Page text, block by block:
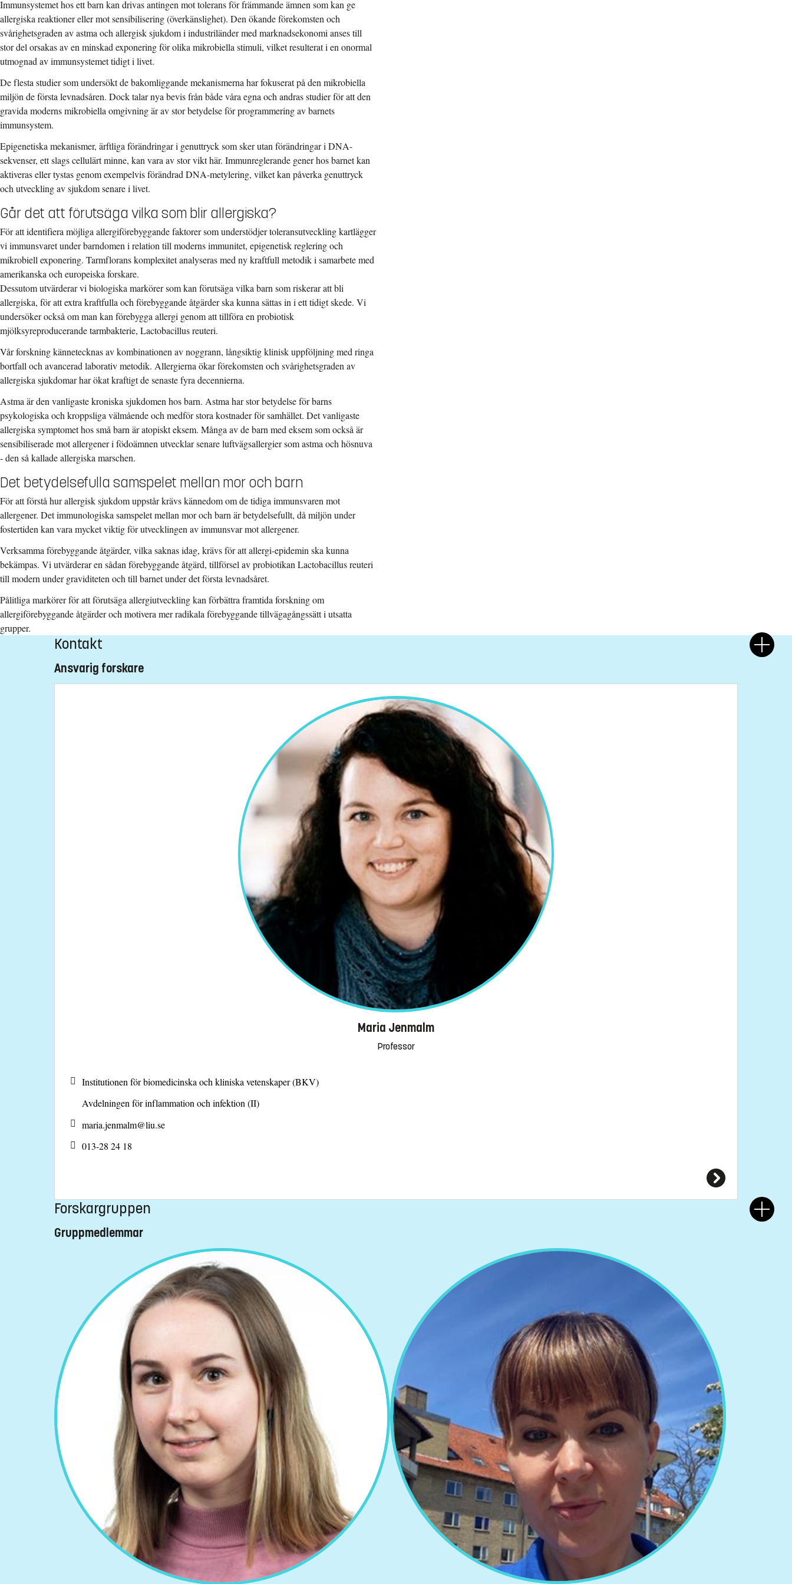
Immunsystemet hos ett barn kan drivas antingen mot tolerans för främmande ämnen som kan ge
allergiska reaktioner eller mot sensibilisering (överkänslighet). Den ökande förekomsten och
svårighetsgraden av astma och allergisk sjukdom i industriländer med marknadsekonomi anses till
stor del orsakas av en minskad exponering för olika mikrobiella stimuli, vilket resulterat i en onormal
utmognad av immunsystemet tidigt i livet.
De flesta studier som undersökt de bakomliggande mekanismerna har fokuserat på den mikrobiella
miljön de första levnadsåren. Dock talar nya bevis från både våra egna och andras studier för att den
gravida moderns mikrobiella omgivning är av stor betydelse för programmering av barnets
immunsystem.
Epigenetiska mekanismer, ärftliga förändringar i genuttryck som sker utan förändringar i DNA-
sekvenser, ett slags cellulärt minne, kan vara av stor vikt här. Immunreglerande gener hos barnet kan
aktiveras eller tystas genom exempelvis förändrad DNA-metylering, vilket kan påverka genuttryck
och utveckling av sjukdom senare i livet.
Går det att förutsäga vilka som blir allergiska?
För att identifiera möjliga allergiförebyggande faktorer som understödjer toleransutveckling kartlägger
vi immunsvaret under barndomen i relation till moderns immunitet, epigenetisk reglering och
mikrobiell exponering. Tarmflorans komplexitet analyseras med ny kraftfull metodik i samarbete med
amerikanska och europeiska forskare.
Dessutom utvärderar vi biologiska markörer som kan förutsäga vilka barn som riskerar att bli
allergiska, för att extra kraftfulla och förebyggande åtgärder ska kunna sättas in i ett tidigt skede. Vi
undersöker också om man kan förebygga allergi genom att tillföra en probiotisk
mjölksyreproducerande tarmbakterie, Lactobacillus reuteri.
Vår forskning kännetecknas av kombinationen av noggrann, långsiktig klinisk uppföljning med ringa
bortfall och avancerad laborativ metodik. Allergierna ökar förekomsten och svårighetsgraden av
allergiska sjukdomar har ökat kraftigt de senaste fyra decennierna.
Astma är den vanligaste kroniska sjukdomen hos barn. Astma har stor betydelse för barns
psykologiska och kroppsliga välmående och medför stora kostnader för samhället. Det vanligaste
allergiska symptomet hos små barn är atopiskt eksem. Många av de barn med eksem som också är
sensibiliserade mot allergener i födoämnen utvecklar senare luftvägsallergier som astma och hösnuva
- den så kallade allergiska marschen.
Det betydelsefulla samspelet mellan mor och barn
För att förstå hur allergisk sjukdom uppstår krävs kännedom om de tidiga immunsvaren mot
allergener. Det immunologiska samspelet mellan mor och barn är betydelsefullt, då miljön under
fostertiden kan vara mycket viktig för utvecklingen av immunsvar mot allergener.
Verksamma förebyggande åtgärder, vilka saknas idag, krävs för att allergi-epidemin ska kunna
bekämpas. Vi utvärderar en sådan förebyggande åtgärd, tillförsel av probiotikan Lactobacillus reuteri
till modern under graviditeten och till barnet under det första levnadsåret.
Pålitliga markörer för att förutsäga allergiutveckling kan förbättra framtida forskning om
allergiförebyggande åtgärder och motivera mer radikala förebyggande tillvägagångssätt i utsatta
grupper.
Kontakt
Ansvarig forskare
Maria Jenmalm
Professor
Institutionen för biomedicinska och kliniska vetenskaper (BKV)
Avdelningen för inflammation och infektion (II)
maria.jenmalm@liu.se
013-28 24 18
Forskargruppen
Gruppmedlemmar